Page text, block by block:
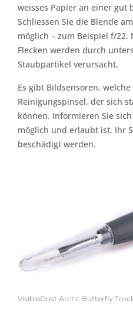
weisses Papier an einer gut
Schliessen Sie die Blende
möglich – zum Beispiel f/22.
Flecken werden durch
Staubpartikel verursacht.
Es gibt Bildsensoren,
Reinigungspinsel, der sich
können. Informieren Sie
möglich und erlaubt ist. Ihr
beschädigt werden.
VisibleDust Arctic Butterfly